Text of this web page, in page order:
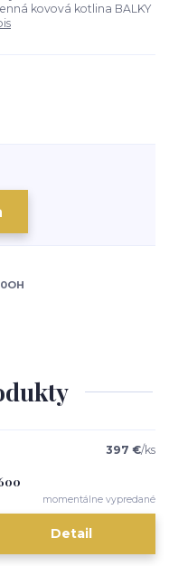
kovová kotlina BALKY
397 €/ks
momentálne vypredané
Detail